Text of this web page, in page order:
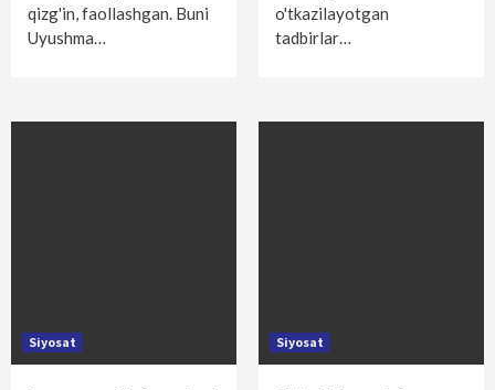
qizg'in, faollashgan. Buni
Uyushma…
o'tkazilayotgan
tadbirlar…
Siyosat Siyosat